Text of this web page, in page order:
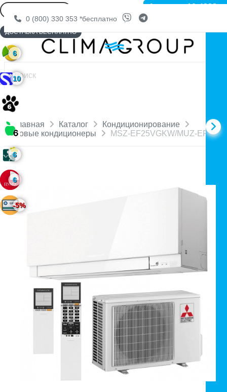
0 (800) 330 353 *бесплатно
Главная Каталог
Кондиционирование
Бытовые кондиционеры
MSZ-EF25VGKW/MUZ-
Артикул: 10-4222
ДОСТАВКА БЕСПЛАТНО
6
10
6
6
-5%